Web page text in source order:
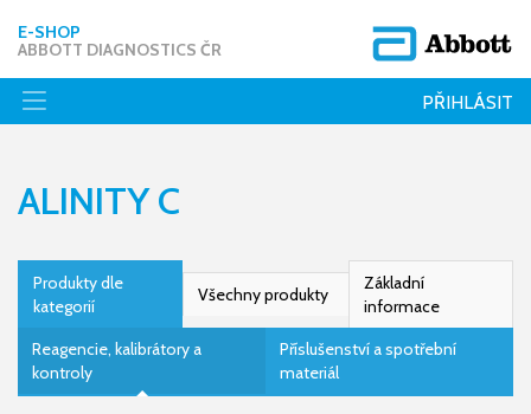
E-SHOP
ABBOTT DIAGNOSTICS ČR
PŘIHLÁSIT
ALINITY C
Produkty dle
kategorií
Všechny produkty
Základní
informace
Reagencie, kalibrátory a
kontroly
Příslušenství a spotřební
materiál